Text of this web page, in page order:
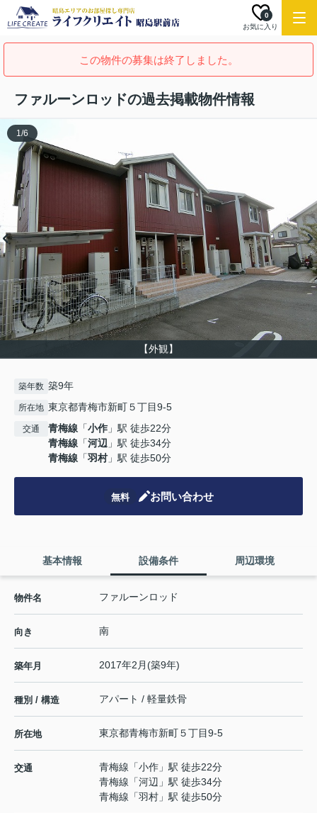
お気に入り
0
この物件の募集は終了しました。
ファルーンロッドの過去掲載物件情報
【外観】
1/6
築年数 築9年
所在地 東京都青梅市新町５丁目9-5
交通 青梅線 「小作 」駅 徒歩22分
青梅線 「河辺 」駅 徒歩34分
青梅線 「羽村」駅 徒歩50分
無料 お問い合わせ
基本情報 設備条件 周辺環境
物件名 ファルーンロッド
向き 南
築年月 2017年2月(築9年)
種別 / 構造 アパート / 軽量鉄骨
所在地 東京都青梅市新町５丁目9-5
交通 青梅線 「小作 」駅 徒歩22分
青梅線 「河辺 」駅 徒歩34分
青梅線 「羽村 」駅 徒歩50分